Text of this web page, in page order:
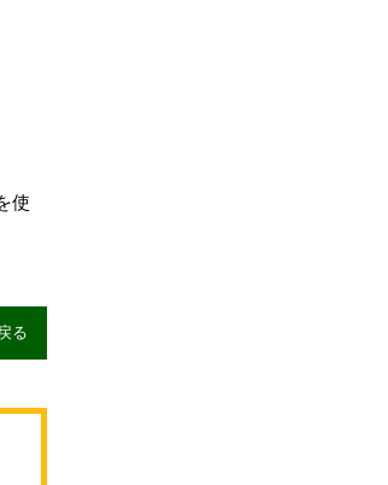
使
る